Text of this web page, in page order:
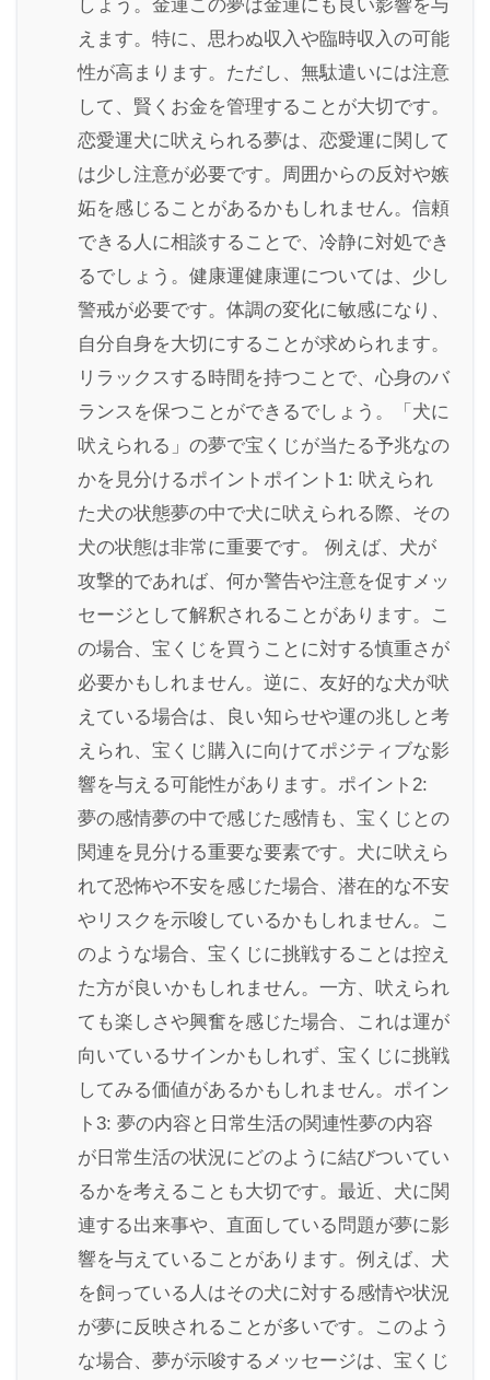
しょう。金運この夢は金運にも良い影響を与
えます。特に、思わぬ収入や臨時収入の可能
性が高まります。ただし、無駄遣いには注意
して、賢くお金を管理することが大切です。
恋愛運犬に吠えられる夢は、恋愛運に関して
は少し注意が必要です。周囲からの反対や嫉
妬を感じることがあるかもしれません。信頼
できる人に相談することで、冷静に対処でき
るでしょう。健康運健康運については、少し
警戒が必要です。体調の変化に敏感になり、
自分自身を大切にすることが求められます。
リラックスする時間を持つことで、心身のバ
ランスを保つことができるでしょう。「犬に
吠えられる」の夢で宝くじが当たる予兆なの
かを見分けるポイントポイント1: 吠えられ
た犬の状態夢の中で犬に吠えられる際、その
犬の状態は非常に重要です。 例えば、犬が
攻撃的であれば、何か警告や注意を促すメッ
セージとして解釈されることがあります。こ
の場合、宝くじを買うことに対する慎重さが
必要かもしれません。逆に、友好的な犬が吠
えている場合は、良い知らせや運の兆しと考
えられ、宝くじ購入に向けてポジティブな影
響を与える可能性があります。ポイント2:
夢の感情夢の中で感じた感情も、宝くじとの
関連を見分ける重要な要素です。犬に吠えら
れて恐怖や不安を感じた場合、潜在的な不安
やリスクを示唆しているかもしれません。こ
のような場合、宝くじに挑戦することは控え
た方が良いかもしれません。一方、吠えられ
ても楽しさや興奮を感じた場合、これは運が
向いているサインかもしれず、宝くじに挑戦
してみる価値があるかもしれません。ポイン
ト3: 夢の内容と日常生活の関連性夢の内容
が日常生活の状況にどのように結びついてい
るかを考えることも大切です。最近、犬に関
連する出来事や、直面している問題が夢に影
響を与えていることがあります。例えば、犬
を飼っている人はその犬に対する感情や状況
が夢に反映されることが多いです。このよう
な場合、夢が示唆するメッセージは、宝くじ